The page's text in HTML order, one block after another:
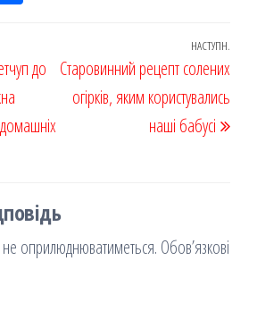
ис
до
НАСТУПН.
Старовинний рецепт солених
огірків, яким користувались
наші бабусі
оприлюднюватиметься. Обов’язкові